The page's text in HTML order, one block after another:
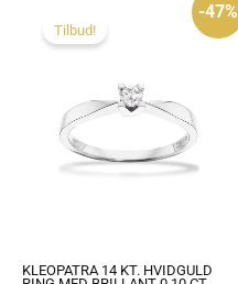
-47%
Tilbud!
KLEOPATRA 14 KT. HVIDGULD
pris
var:
9.495 kr..